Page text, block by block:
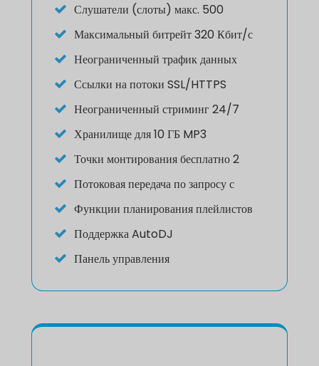
Слушатели (слоты) макс. 500
Максимальный битрейт 320 Кбит/с
Неограниченный трафик данных
Ссылки на потоки SSL/HTTPS
Неограниченный стриминг 24/7
Хранилище для 10 ГБ MP3
Точки монтирования бесплатно 2
Потоковая передача по запросу с
Функции планирования плейлистов
Поддержка AutoDJ
Панель управления